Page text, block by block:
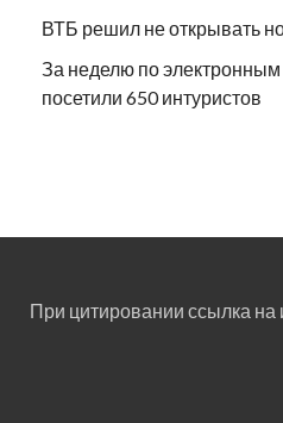
ВТБ решил не открывать
За неделю по
посетили 650 интуристов
При цитировании ссылка на